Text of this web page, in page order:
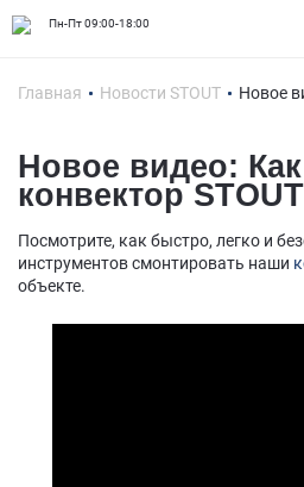
Пн-Пт 09:00-18:00
Главная Новости STOUT Новое
Новое видео:
конвектор STOUT
Посмотрите, как быстро, легко и
инструментов смонтировать наши
объекте.